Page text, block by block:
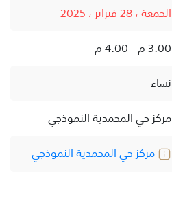
الجمعة ، 28 فبراير ، 2025
3:00 م - 4:00 م
نساء
مركز حي المحمدية النموذجي
مركز حي المحمدية النموذجي